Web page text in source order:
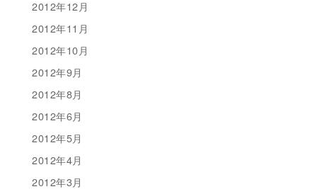
2012年12月
2012年11月
2012年10月
2012年9月
2012年8月
2012年6月
2012年5月
2012年4月
2012年3月